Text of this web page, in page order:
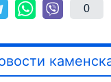
0